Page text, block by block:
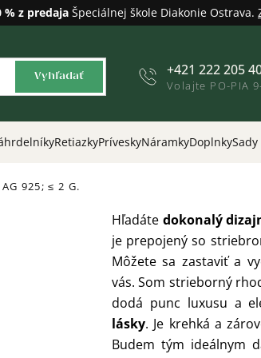
% z predaja Špeciálnej škole Diakonie Ostrava.
Vyhľadať +421 222 205
Volajte PO-PIA
RetiazkyPríveskyNáramkyDoplnky
AG 925; ≤ 2 G.
Hľadáte dokonalý
je prepojený so
Môžete sa zastaviť a
vás. Som strieborný
dodá punc luxusu a
lásky. Je krehká a
Budem tým ideálnym